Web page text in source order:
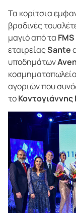
Τα κορίτσια
βραδινές
μαγιό από τα FMS
εταιρείαςSante
υποδημάτων
κοσμηματοπωλεία
αγοριών που
τοΚοντογιάννης